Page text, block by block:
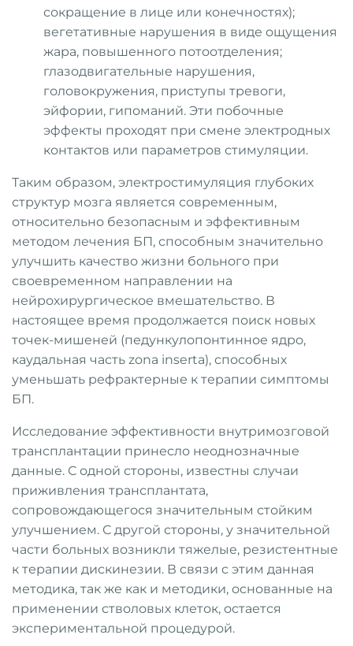
сокращение в лице или конечностях);
вегетативные нарушения в виде ощущения
жара, повышенного потоотделения;
глазодвигательные нарушения,
головокружения, приступы тревоги,
эйфории, гипоманий. Эти побочные
эффекты проходят при смене электродных
контактов или параметров стимуляции.
Таким образом, электростимуляция глубоких
структур мозга является современным,
относительно безопасным и эффективным
методом лечения БП, способным значительно
улучшить качество жизни больного при
своевременном направлении на
нейрохирургическое вмешательство. В
настоящее время продолжается поиск новых
точек-мишеней (педункулопонтинное ядро,
каудальная часть zona inserta), способных
уменьшать рефрактерные к терапии симптомы
БП.
Исследование эффективности внутримозговой
трансплантации принесло неоднозначные
данные. С одной стороны, известны случаи
приживления трансплантата,
сопровождающегося значительным стойким
улучшением. С другой стороны, у значительной
части больных возникли тяжелые, резистентные
к терапии дискинезии. В связи с этим данная
методика, так же как и методики, основанные на
применении стволовых клеток, остается
экспериментальной процедурой.